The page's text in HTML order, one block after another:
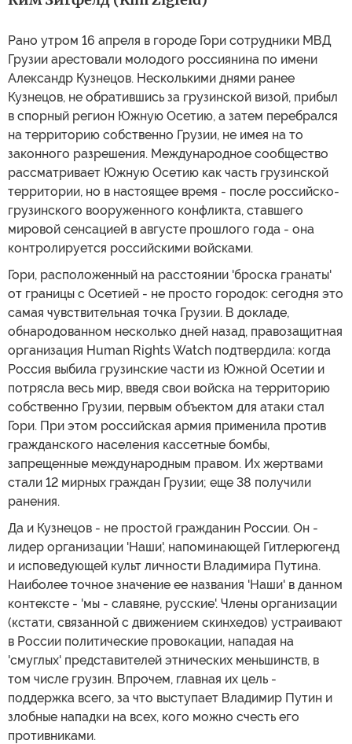
Рано утром 16 апреля в городе Гори сотрудники МВД
Грузии арестовали молодого россиянина по имени
Александр Кузнецов. Несколькими днями ранее
Кузнецов, не обратившись за грузинской визой, прибыл
в спорный регион Южную Осетию, а затем перебрался
на территорию собственно Грузии, не имея на то
законного разрешения. Международное сообщество
рассматривает Южную Осетию как часть грузинской
территории, но в настоящее время - после российско-
грузинского вооруженного конфликта, ставшего
мировой сенсацией в августе прошлого года - она
контролируется российскими войсками.
Гори, расположенный на расстоянии 'броска гранаты'
от границы с Осетией - не просто городок: сегодня это
самая чувствительная точка Грузии. В докладе,
обнародованном несколько дней назад, правозащитная
организация Human Rights Watch подтвердила: когда
Россия выбила грузинские части из Южной Осетии и
потрясла весь мир, введя свои войска на территорию
собственно Грузии, первым объектом для атаки стал
Гори. При этом российская армия применила против
гражданского населения кассетные бомбы,
запрещенные международным правом. Их жертвами
стали 12 мирных граждан Грузии; еще 38 получили
ранения.
Да и Кузнецов - не простой гражданин России. Он -
лидер организации 'Наши', напоминающей Гитлерюгенд
и исповедующей культ личности Владимира Путина.
Наиболее точное значение ее названия 'Наши' в данном
контексте - 'мы - славяне, русские'. Члены организации
(кстати, связанной с движением скинхедов) устраивают
в России политические провокации, нападая на
'смуглых' представителей этнических меньшинств, в
том числе грузин. Впрочем, главная их цель -
поддержка всего, за что выступает Владимир Путин и
злобные нападки на всех, кого можно счесть его
противниками.